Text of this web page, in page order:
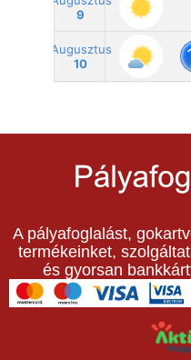
A pályafoglalást,
termékeinket,
és gyorsan